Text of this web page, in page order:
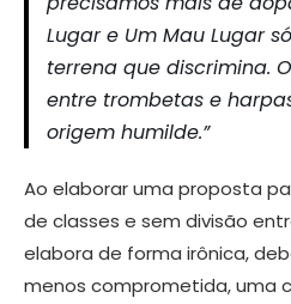
Lugar e Um Mau Lugar
terrena que discrimina.
entre trombetas e
origem humilde.”
Ao elaborar uma proposta
de classes e sem divisão
elabora de forma irônica,
menos comprometida, uma